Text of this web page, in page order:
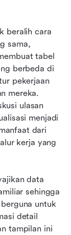
beralih cara
sama,
tabel
berbeda di
pekerjaan
mereka.
ulasan
menjadi
dari
kerja yang
data
sehingga
untuk
detail
tampilan ini